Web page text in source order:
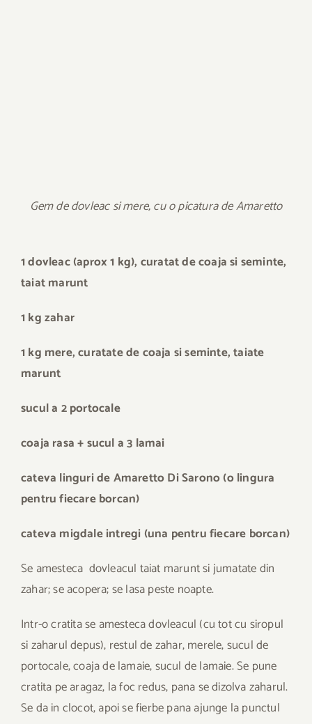
Gem de dovleac si mere, cu o picatura de Amaretto
1 dovleac (aprox 1 kg), curatat de coaja si seminte,
taiat marunt
1 kg zahar
1 kg mere, curatate de coaja si seminte, taiate
marunt
sucul a 2 portocale
coaja rasa + sucul a 3 lamai
cateva linguri de Amaretto Di Sarono (o lingura
pentru fiecare borcan)
cateva migdale intregi (una pentru fiecare borcan)
Se amesteca dovleacul taiat marunt si jumatate din
zahar; se acopera; se lasa peste noapte.
Intr-o cratita se amesteca dovleacul (cu tot cu siropul
si zaharul depus), restul de zahar, merele, sucul de
portocale, coaja de lamaie, sucul de lamaie. Se pune
cratita pe aragaz, la foc redus, pana se dizolva zaharul.
Se da in clocot, apoi se fierbe pana ajunge la punctul